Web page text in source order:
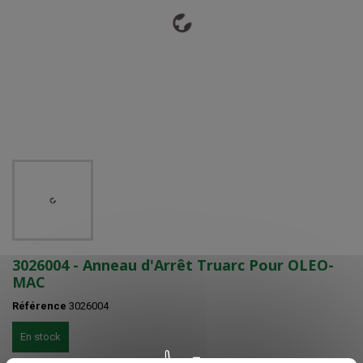
3026004 - Anneau d'Arrêt Truarc Pour OLEO-
MAC
Référence 3026004
En stock